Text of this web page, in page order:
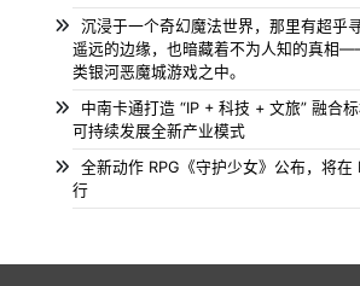
沉浸于一个奇幻魔法世界，那里有超乎
遥远的边缘，也暗藏着不为人知的真相
类银河恶魔城游戏之中。
中南卡通打造 “IP + 科技 + 文旅” 融合
可持续发展全新产业模式
全新动作 RPG《守护少女》公布，将在
行